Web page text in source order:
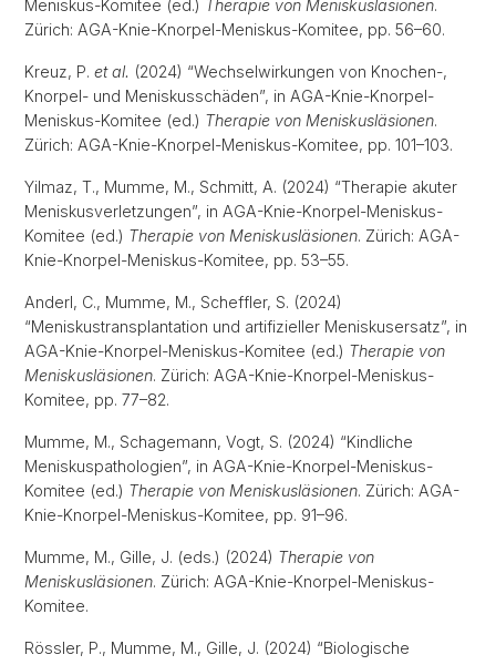
Meniskus-Komitee (ed.) Therapie von Meniskusläsionen.
Zürich: AGA-Knie-Knorpel-Meniskus-Komitee, pp. 56–60.
Kreuz, P. et al. (2024) “Wechselwirkungen von Knochen-,
Knorpel- und Meniskusschäden”, in AGA-Knie-Knorpel-
Meniskus-Komitee (ed.) Therapie von Meniskusläsionen.
Zürich: AGA-Knie-Knorpel-Meniskus-Komitee, pp. 101–103.
Yilmaz, T., Mumme, M., Schmitt, A. (2024) “Therapie akuter
Meniskusverletzungen”, in AGA-Knie-Knorpel-Meniskus-
Komitee (ed.) Therapie von Meniskusläsionen. Zürich: AGA-
Knie-Knorpel-Meniskus-Komitee, pp. 53–55.
Anderl, C., Mumme, M., Scheffler, S. (2024)
“Meniskustransplantation und artifizieller Meniskusersatz”, in
AGA-Knie-Knorpel-Meniskus-Komitee (ed.) Therapie von
Meniskusläsionen. Zürich: AGA-Knie-Knorpel-Meniskus-
Komitee, pp. 77–82.
Mumme, M., Schagemann, Vogt, S. (2024) “Kindliche
Meniskuspathologien”, in AGA-Knie-Knorpel-Meniskus-
Komitee (ed.) Therapie von Meniskusläsionen. Zürich: AGA-
Knie-Knorpel-Meniskus-Komitee, pp. 91–96.
Mumme, M., Gille, J. (eds.) (2024) Therapie von
Meniskusläsionen. Zürich: AGA-Knie-Knorpel-Meniskus-
Komitee.
Rössler, P., Mumme, M., Gille, J. (2024) “Biologische